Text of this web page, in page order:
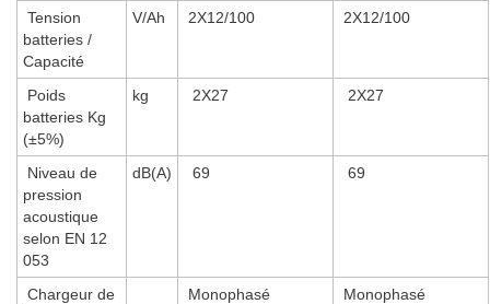
Tension
batteries /
Capacité
V/Ah 2X12/100 2X12/100
Poids
batteries Kg
(±5%)
kg 2X27 2X27
Niveau de
pression
acoustique
selon EN 12
053
dB(A) 69 69
Chargeur de
Monophasé Monophasé